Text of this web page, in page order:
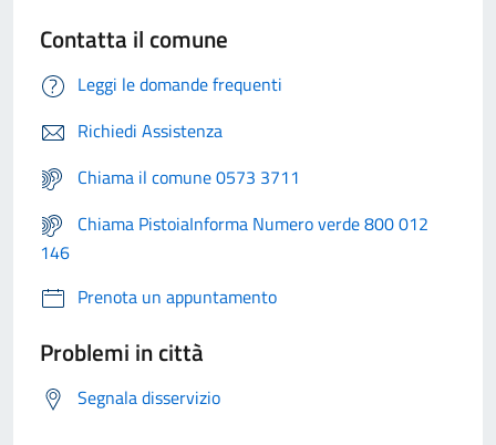
Contatta il comune
Leggi le domande frequenti
Richiedi Assistenza
Chiama il comune 0573 3711
Chiama PistoiaInforma Numero verde 800 012
146
Prenota un appuntamento
Problemi in città
Segnala disservizio